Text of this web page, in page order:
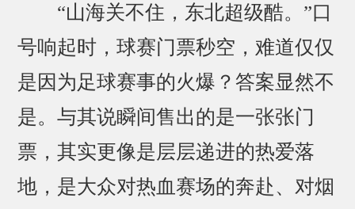
“山海关不住，东北超级酷。”口
号响起时，球赛门票秒空，难道仅仅
是因为足球赛事的火爆？答案显然不
是。与其说瞬间售出的是一张张门
票，其实更像是层层递进的热爱落
地，是大众对热血赛场的奔赴、对烟